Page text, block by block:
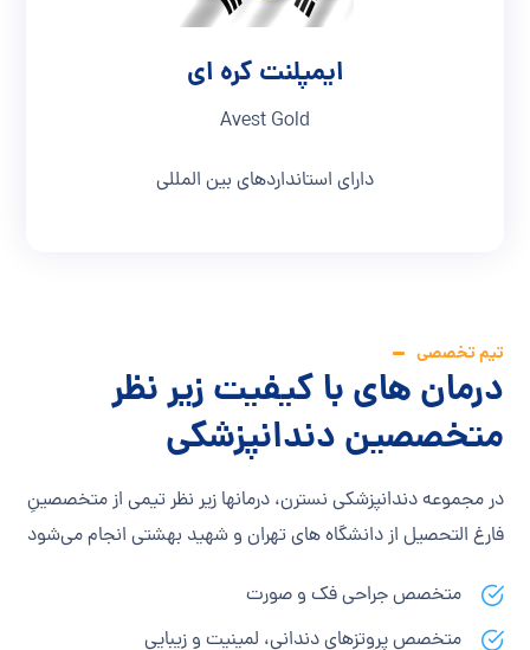
ایمپلنت کره ای
Avest Gold
دارای استانداردهای بین المللی
تیم تخصصی
درمان های با کیفیت زیر نظر
متخصصین دندانپزشکی
در مجموعه دندانپزشکی نسترن، درمانها زیر نظر تیمی از متخصصینِ
فارغ التحصیل از دانشگاه های تهران و شهید بهشتی انجام می‌شود
متخصص جراحی فک و صورت
متخصص پروتزهای دندانی، لمینیت و زیبایی